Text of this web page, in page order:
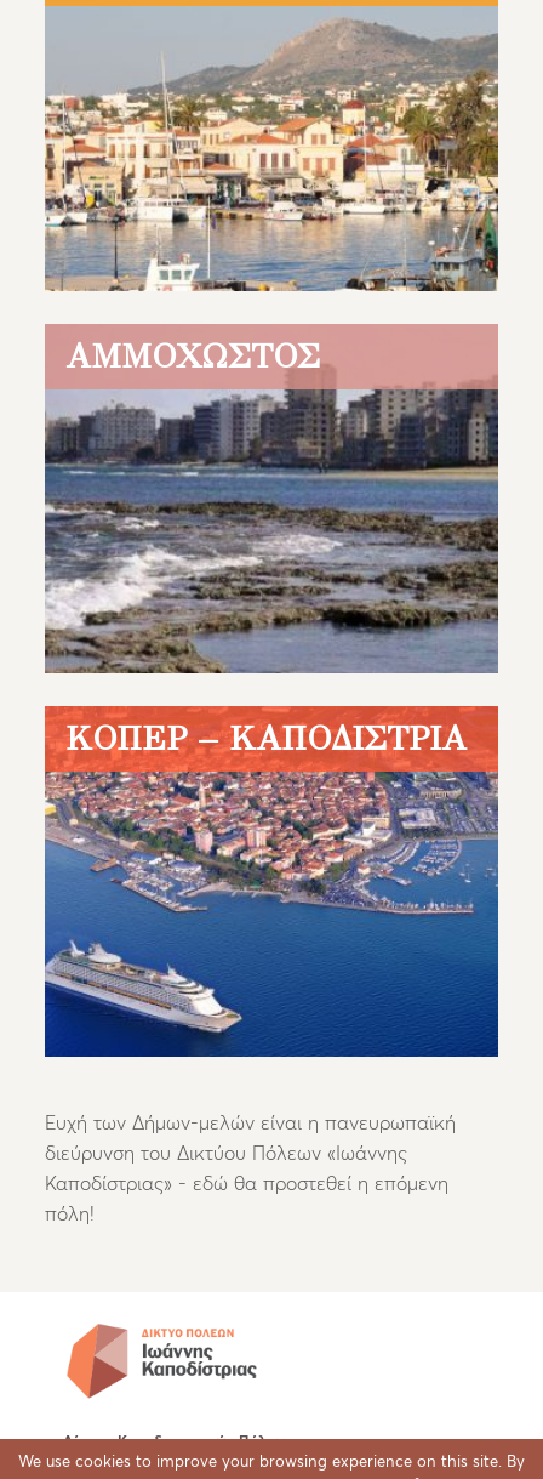
ΑΜΜΌΧΩΣΤΟΣ
ΚΌΠΕΡ – ΚΑΠΟΔΊΣΤΡΙΑ
Ευχή των Δήμων-μελών είναι η πανευρωπαϊκή
διεύρυνση του Δικτύου Πόλεων «Ιωάννης
Καποδίστριας» - εδώ θα προστεθεί η επόμενη
πόλη!
Δίκτυο Καποδιστριακών Πόλεων
Δήμος Κέρκυρας
We use cookies to improve your browsing experience on this site. By